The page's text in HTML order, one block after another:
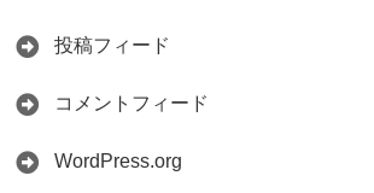
投稿フィード
コメントフィード
WordPress.org